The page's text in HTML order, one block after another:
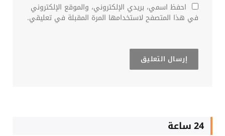
احفظ اسمي، بريدي الإلكتروني، والموقع الإلكتروني
في هذا المتصفح لاستخدامها المرة المقبلة في تعليقي.
24 ساعة